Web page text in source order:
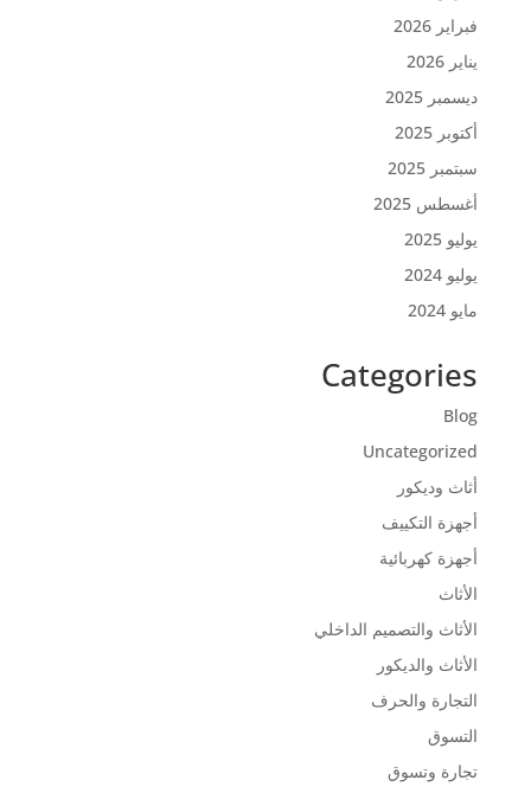
فبراير 2026
يناير 2026
ديسمبر 2025
أكتوبر 2025
سبتمبر 2025
أغسطس 2025
يوليو 2025
يوليو 2024
مايو 2024
Categories
Blog
Uncategorized
أثاث وديكور
أجهزة التكييف
أجهزة كهربائية
الأثاث
الأثاث والتصميم الداخلي
الأثاث والديكور
التجارة والحرف
التسوق
تجارة وتسوق